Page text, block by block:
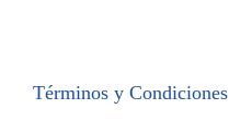
Términos y Condiciones